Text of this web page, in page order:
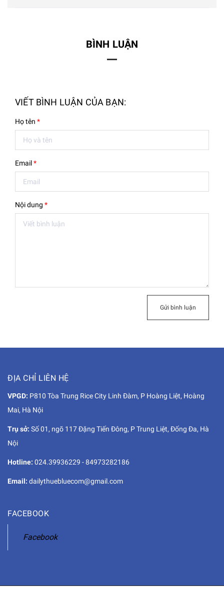
BÌNH LUẬN
VIẾT BÌNH LUẬN CỦA BẠN:
Họ tên *
Email*
Nội dung *
Gửi bình luận
ĐỊA CHỈ LIÊN HỆ
VPGD: P810 Tòa Trung Rice City Linh Đàm, P Hoàng Liệt, Hoàng
Mai, Hà Nội
Trụ sở: Số 01, ngõ 117 Đặng Tiến Đông, P Trung Liệt, Đống Đa, Hà
Nội
Hotline: 024.39936229 -84973282186
Email: dailythuebluecom@gmail.com
FACEBOOK
Facebook